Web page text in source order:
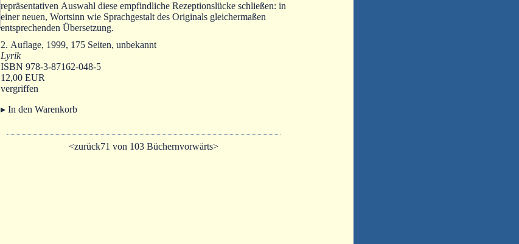
repräsentativen Auswahl diese empfindliche Rezeptionslücke schließen: in
einer neuen, Wortsinn wie Sprachgestalt des Originals gleichermaßen
entsprechenden Übersetzung.
2. Auflage, 1999, 175 Seiten, unbekannt
Lyrik
ISBN 978-3-87162-048-5
12,00 EUR
vergriffen
▸ In den Warenkorb
<zurück71 von 103 Büchernvorwärts>